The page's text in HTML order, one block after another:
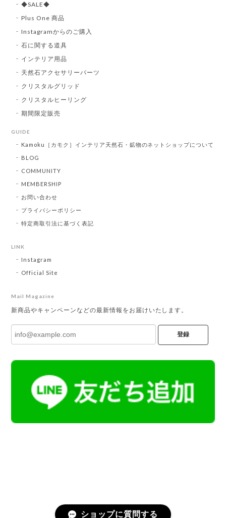
◆SALE◆
Plus One 商品
Instagramからのご購入
石に関する道具
インテリア用品
天然石アクセサリーパーツ
クリスタルグリッド
クリスタルヒーリング
期間限定販売
GUIDE
Kamoku［カモク］インテリア天然石・鉱物のネットショップについて
BLOG
COMMUNITY
MEMBERSHIP
お問い合わせ
プライバシーポリシー
特定商取引法に基づく表記
LINK
Instagram
Official Site
Mail Magazine
新商品やキャンペーンなどの最新情報をお届けいたします。
登録
ショップに質問する